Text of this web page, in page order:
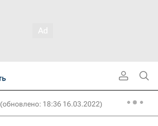
(обновлено: 18:36 16.03.2022)